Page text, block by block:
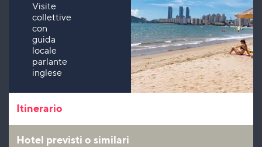
Visite
collettive
con
guida
locale
parlante
inglese
Itinerario
Hotel previsti o similari